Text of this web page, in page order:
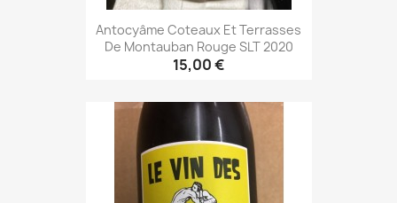
Antocyâme Coteaux Et Terrasses
De Montauban Rouge SLT 2020
15,00 €